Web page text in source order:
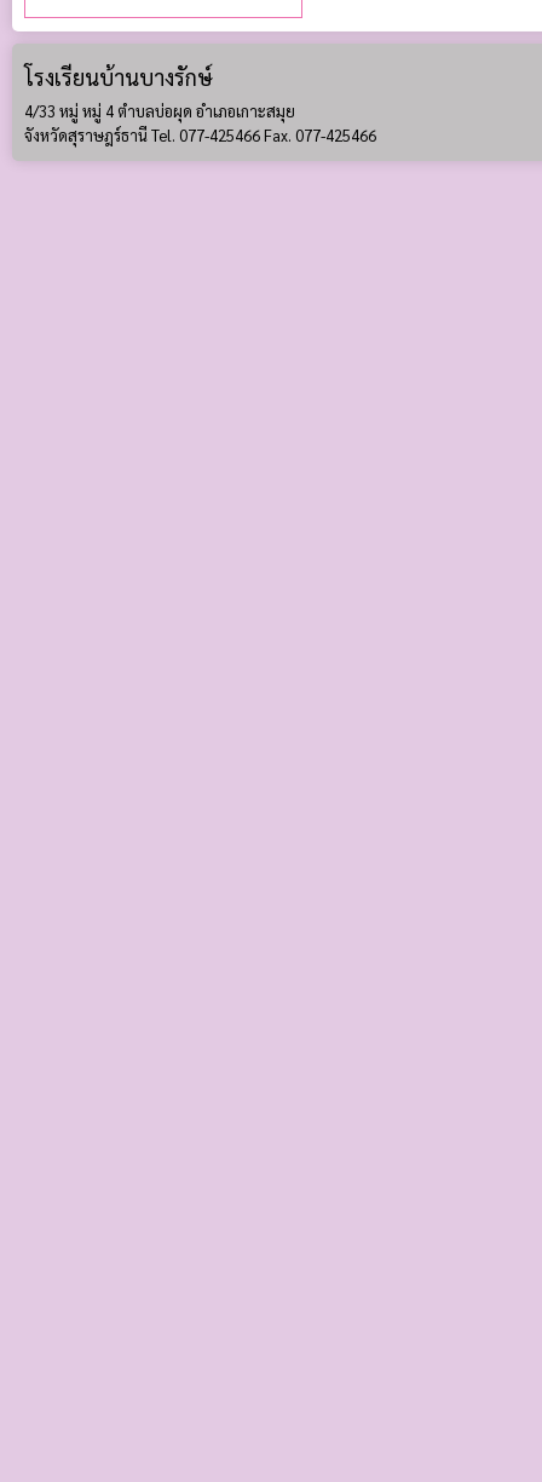
โรงเรียนบ้านบางรักษ์
4/33 หมู่ หมู่ 4 ตำบลบ่อผุด อำเภอเกาะสมุย
จังหวัดสุราษฎร์ธานี Tel. 077-425466 Fax. 077-425466